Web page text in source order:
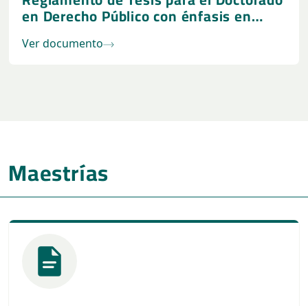
en Derecho Público con énfasis en
Gobernabilidad
Ver documento
Maestrías